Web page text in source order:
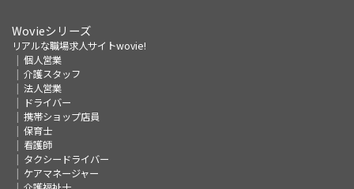
Wovieシリーズ
リアルな職場求人サイトwovie!
個人営業
介護スタッフ
法人営業
ドライバー
携帯ショップ店員
保育士
看護師
タクシードライバー
ケアマネージャー